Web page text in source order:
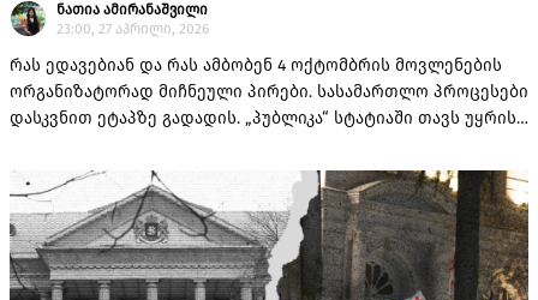
ნათია ამირანაშვილი
23:00, 27 აპრილი, 2026
რას ედავებიან და რას ამბობენ 4 ოქტომბრის მოვლენების
ორგანიზატორად მიჩნეული პირები. სასამართლო პროცესები
დასკვნით ეტაპზე გადადის. „პუბლიკა“ სტატიაში თავს უყრის